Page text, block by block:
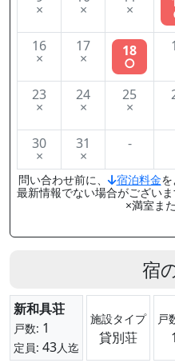
× × ×
16
×
17
× 18
○
23
×
24
×
25
×
30
×
31
×
-
問い合わせ前に、 宿泊料金
最新情報でない場合がござい
×満室ま
宿
新和具荘
戸数: 1
定員: 43人迄
施設タイプ
貸別荘
戸
1